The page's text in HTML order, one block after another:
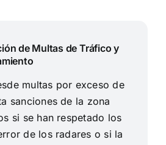
de Multas de Tráfico y
multas por exceso de
sanciones de la zona
si se han respetado los
de los radares o si la